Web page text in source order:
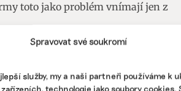
Spravovat své soukromí
služby, my a naši partneři používáme k
technologie jako soubory cookies.
toto jako problém vnímají jen z
změně? Vše o emisích